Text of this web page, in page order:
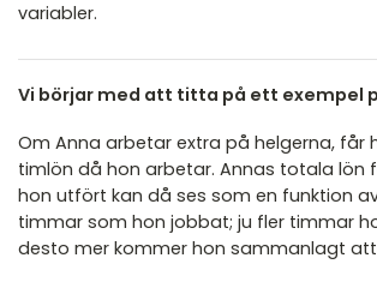
variabler.
Vi börjar med att titta på ett exempel
Om Anna arbetar extra på helgerna, får
timlön då hon arbetar. Annas totala lön
hon utfört kan då ses som en funktion
timmar som hon jobbat; ju fler timmar
desto mer kommer hon sammanlagt